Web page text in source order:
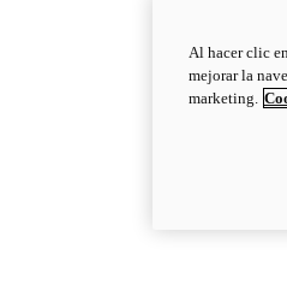
Al hacer clic
mejorar la
marketing.